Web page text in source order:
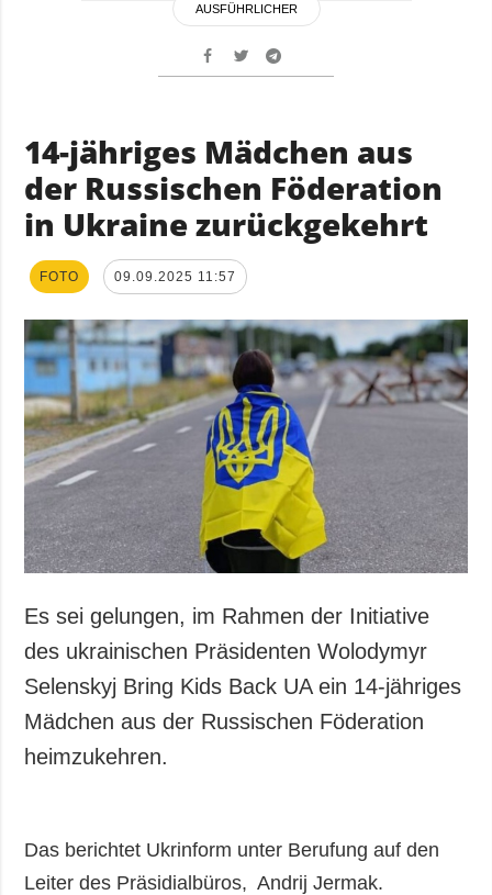
AUSFÜHRLICHER
14-jähriges Mädchen aus
der Russischen Föderation
in Ukraine zurückgekehrt
FOTO 09.09.2025 11:57
Es sei gelungen, im Rahmen der Initiative
des ukrainischen Präsidenten Wolodymyr
Selenskyj Bring Kids Back UA ein 14-jähriges
Mädchen aus der Russischen Föderation
heimzukehren.
Das berichtet Ukrinform unter Berufung auf den
Leiter des Präsidialbüros, Andrij Jermak.